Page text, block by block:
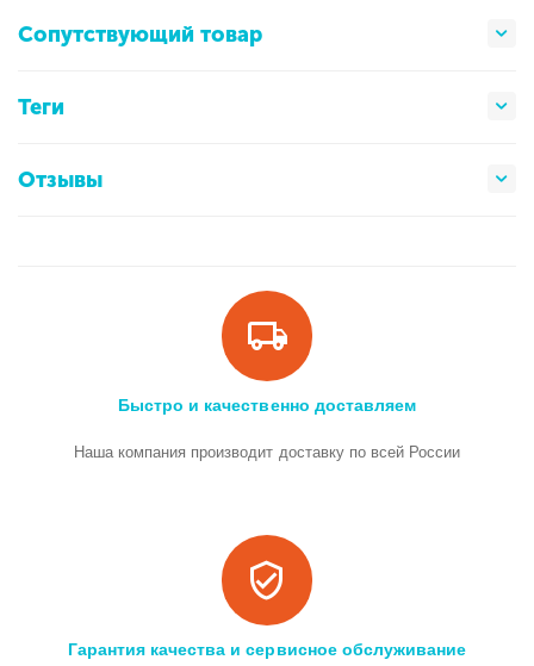
Сопутствующий товар
Теги
Отзывы
Быстро и качественно доставляем
Наша компания производит доставку по всей России
Гарантия качества и сервисное обслуживание